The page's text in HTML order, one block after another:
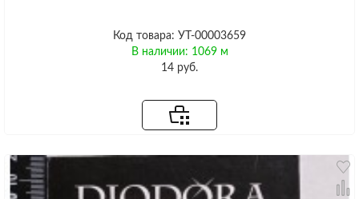
Код товара: УТ-00003659
В наличии: 1069 м
14 руб.